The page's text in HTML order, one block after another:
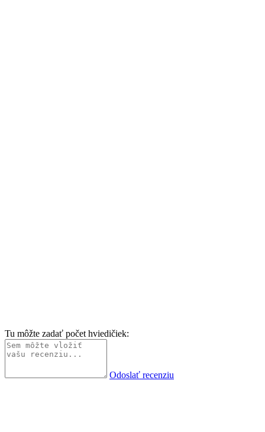
Tu môžte zadať počet hviedičiek:
Odoslať recenziu